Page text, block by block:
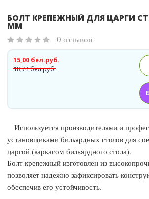
БОЛТ КРЕПЕЖНЫЙ ДЛЯ ЦАРГИ
ММ
0 отзывов
18,74 бел.руб.
15,00 бел.руб.
Используется производителями и
установщиками бильярдных столов для
царгой (каркасом бильярдного стола).
Болт крепежный изготовлен из
позволяет надежно зафиксировать
обеспечив его устойчивость.